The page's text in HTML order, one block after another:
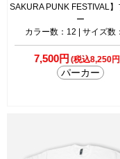
SAKURA PUNK FESTIVAL】
ー
カラー数：12 | サイズ数
7,500円 (税込8,250
パーカー